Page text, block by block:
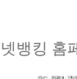
뱅킹 홈